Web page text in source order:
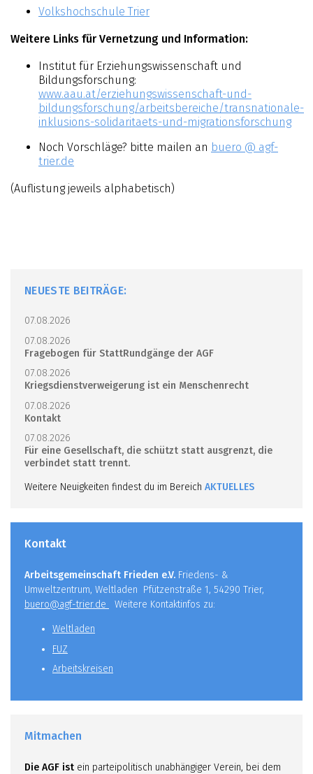
Volkshochschule Trier
Weitere Links für Vernetzung und Information:
Institut für Erziehungswissenschaft und
Bildungsforschung:
www.aau.at/erziehungswissenschaft-und-
bildungsforschung/arbeitsbereiche/transnationale-
inklusions-solidaritaets-und-migrationsforschung
Noch Vorschläge? bitte mailen an buero @ agf-
trier.de
(Auflistung jeweils alphabetisch)
NEUESTE BEITRÄGE:
07.08.2026
07.08.2026
Fragebogen für StattRundgänge der AGF
07.08.2026
Kriegsdienstverweigerung ist ein Menschenrecht
07.08.2026
Kontakt
07.08.2026
Für eine Gesellschaft, die schützt statt ausgrenzt, die
verbindet statt trennt.
Weitere Neuigkeiten findest du im Bereich AKTUELLES
Kontakt
Arbeitsgemeinschaft Frieden e.V. Friedens- &
Umweltzentrum, Weltladen Pfützenstraße 1, 54290 Trier,
buero@agf-trier.de
Weitere Kontaktinfos zu:
Weltladen
FUZ
Arbeitskreisen
Mitmachen
Die AGF ist ein parteipolitisch unabhängiger Verein, bei dem